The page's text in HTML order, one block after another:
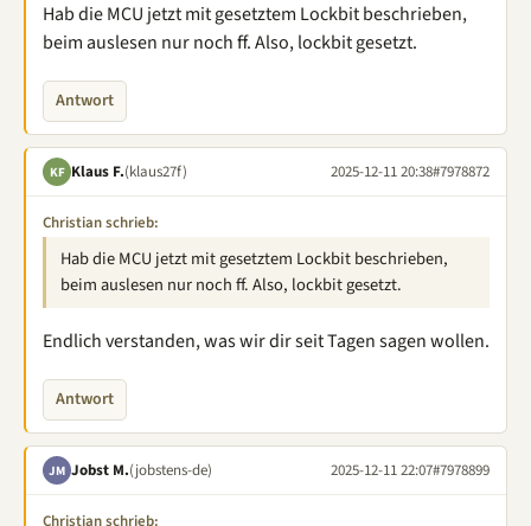
Hab die MCU jetzt mit gesetztem Lockbit beschrieben,
beim auslesen nur noch ff. Also, lockbit gesetzt.
Antwort
KF Klaus F.(klaus27f) 2025-12-11 20:38#7978872
Christian schrieb:
Hab die MCU jetzt mit gesetztem Lockbit beschrieben,
beim auslesen nur noch ff. Also, lockbit gesetzt.
Endlich verstanden, was wir dir seit Tagen sagen wollen.
Antwort
JM Jobst M.(jobstens-de) 2025-12-11 22:07#7978899
Christian schrieb: